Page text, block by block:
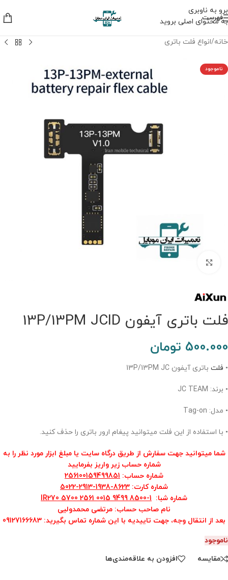
برو به ناوبری
به محتوای اصلی بروید
فهرست
خانه/انواع فلت باتری
ناموجود
فلت باتری آیفون 13P/13PM JCID
500.000 تومان
• فلت باتری آیفون 13P/13PM JC
• برند: JC TEAM
• مدل: Tag-on
• با استفاده از این فلت میتوانید پیغام ارور باتری را حذف کنید.
شما میتوانید جهت سفارش از طریق درگاه سایت یا مبلغ ابزار مورد نظر را به
شماره حساب زیر واریز بفرمایید
شماره حساب:
256100159499851
شماره کارت:
8623-1938-2913-5022
شماره شبا:
IR270 5700 2561 0015 9499 8500-1
نام صاحب حساب: مرتضی محمدولیی
بعد از انتقال وجه، جهت تاییدیه با این شماره تماس بگیرید: 09127166683
ناموجود
مقایسه
افزودن به علاقه‌مندی‌ها